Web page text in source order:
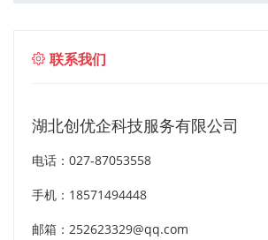
联系我们
湖北创优企科技服务有限公司
电话：027-87053558
手机：18571494448
邮箱：252623329@qq.com